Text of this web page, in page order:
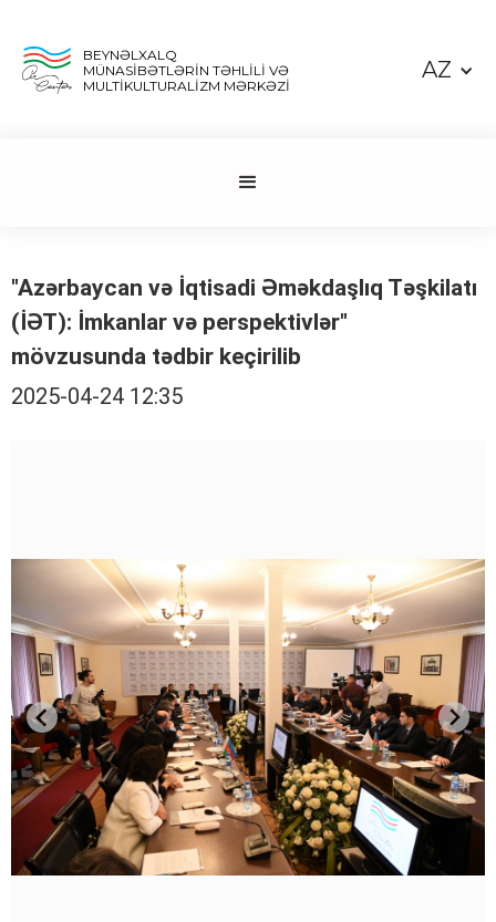
BEYNƏLXALQ
MÜNASİBƏTLƏRİN TƏHLİLİ VƏ
MULTİKULTURALİZM MƏRKƏZİ
AZ
"Azərbaycan və İqtisadi Əməkdaşlıq Təşkilatı
(İƏT): İmkanlar və perspektivlər"
mövzusunda tədbir keçirilib
2025-04-24 12:35